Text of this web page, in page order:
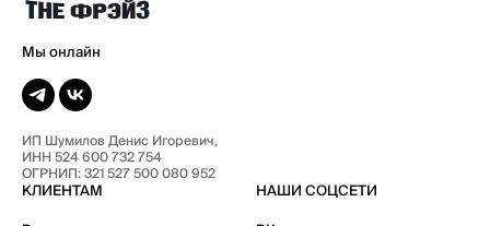
ИП Шумилов Денис Игоревич,
ИНН 524 600 732 754
ОГРНИП: 321 527 500 080 952
КЛИЕНТАМ
НАШИ СОЦСЕТИ